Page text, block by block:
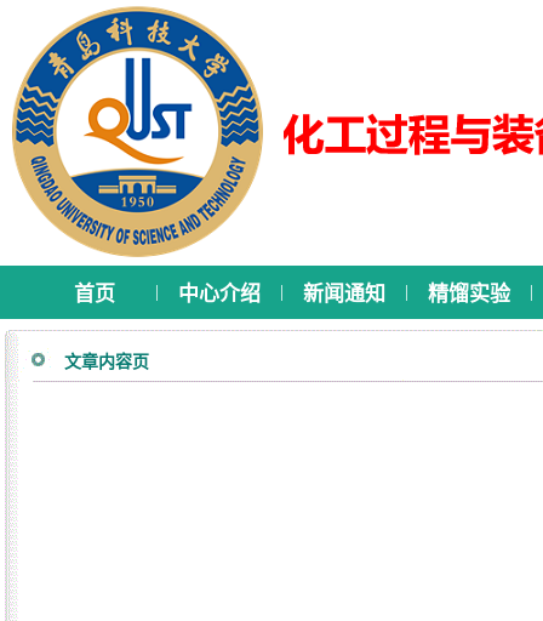
首页 | 中心介绍 | 新闻通知 | 精馏实验 |
文章内容页